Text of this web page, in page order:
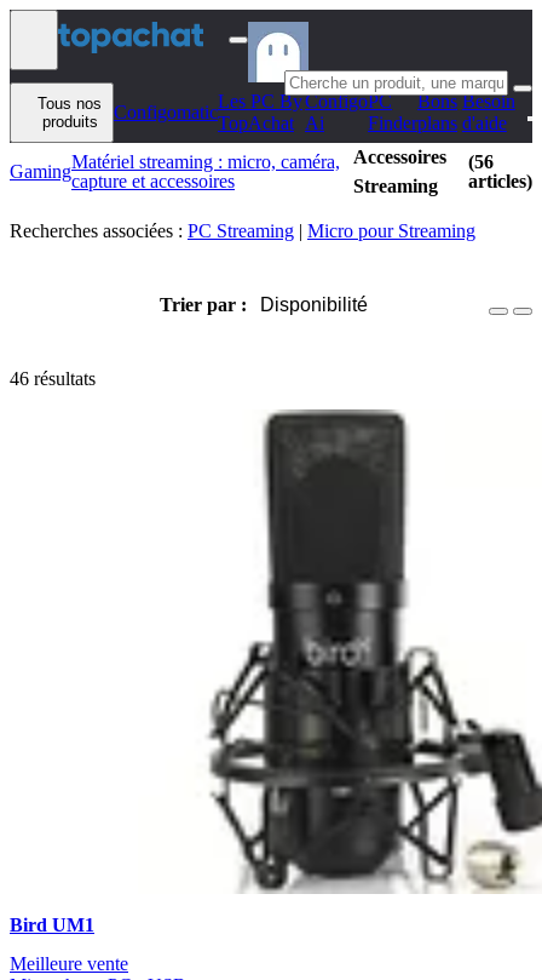
Aller au contenu
Tous nos
produits
Configomatic
Les PC By
TopAchat
Configo
Ai
PC
Finder
Bons
plans
Besoin
d'aide
GamingMatériel streaming : micro, caméra,
capture et accessoires
Accessoires
Streaming
(56
articles)
Recherches associées : PC Streaming | Micro pour Streaming
Trier par : Disponibilité
46 résultats
Bird UM1
Meilleure vente